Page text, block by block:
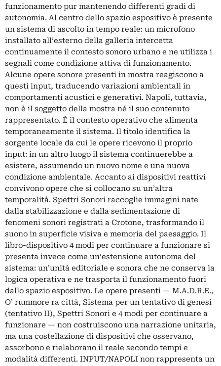
funzionamento pur mantenendo differenti gradi di
autonomia. Al centro dello spazio espositivo è presente
un sistema di ascolto in tempo reale: un microfono
installato all’esterno della galleria intercetta
continuamente il contesto sonoro urbano e ne utilizza i
segnali come condizione attiva di funzionamento.
Alcune opere sonore presenti in mostra reagiscono a
questi input, traducendo variazioni ambientali in
comportamenti acustici e generativi. Napoli, tuttavia,
non è il soggetto della mostra né il suo contenuto
rappresentato. È il contesto operativo che alimenta
temporaneamente il sistema. Il titolo identifica la
sorgente locale da cui le opere ricevono il proprio
input: in un altro luogo il sistema continuerebbe a
esistere, assumendo un nuovo nome e una nuova
condizione ambientale. Accanto ai dispositivi reattivi
convivono opere che si collocano su un’altra
temporalità. Spettri Sonori raccoglie immagini nate
dalla stabilizzazione e dalla sedimentazione di
fenomeni sonori registrati a Crotone, trasformando il
suono in superficie visiva e memoria del paesaggio. Il
libro-dispositivo 4 modi per continuare a funzionare si
presenta invece come un’estensione autonoma del
sistema: un’unità editoriale e sonora che ne conserva la
logica operativa e ne trasporta il funzionamento fuori
dallo spazio espositivo. Le opere presenti — M.A.D.R.E.,
O’ rummore ra città, Sistema per un tentativo di genesi
(tentativo II), Spettri Sonori e 4 modi per continuare a
funzionare — non costruiscono una narrazione unitaria,
ma una costellazione di dispositivi che osservano,
assorbono e rielaborano il reale secondo tempi e
modalità differenti. INPUT/NAPOLI non rappresenta un